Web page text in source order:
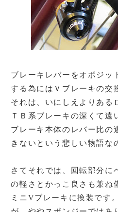
ブレーキレバーをオポジッ
する為にはＶブレーキの交
それは、いにしえよりある
ＴＢ系ブレーキの深くて遠
ブレーキ本体のレバー比の
きないという悲しい物語な
さてそれでは、回転部分に
の軽さとかっこ良さも兼ね
ミニVブレーキに換装です